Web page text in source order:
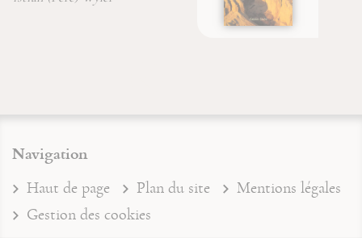
Navigation
Haut de page Plan du site
Mentions légales
Gestion des cookies